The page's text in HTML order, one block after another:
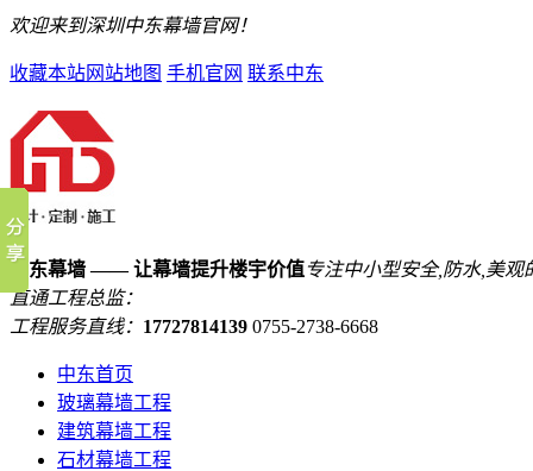
欢迎来到深圳中东幕墙官网！
收藏本站网站地图 手机官网 联系中东
中东幕墙 —— 让幕墙提升楼宇价值专注中小型安全,防水,美观
直通工程总监：
工程服务直线： 17727814139 0755-2738-6668
中东首页
玻璃幕墙工程
建筑幕墙工程
石材幕墙工程